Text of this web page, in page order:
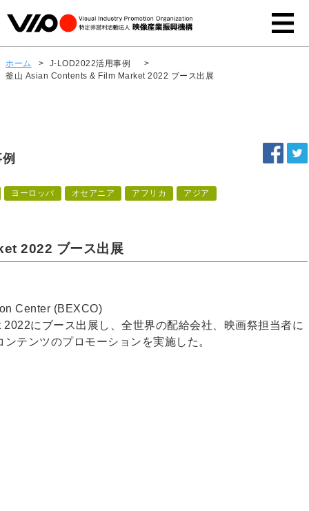
ホーム > J-LOD2022活用事例
>
釜山 Asian Contents & Film Market 2022 ブース出展
ヨーロッパ オセアニア アフリカ アジア
2022 ブース出展
Center (BEXCO)
にブース出展し、全世界の配給会社、映画祭担当者に
テンツのプロモーションを実施した。